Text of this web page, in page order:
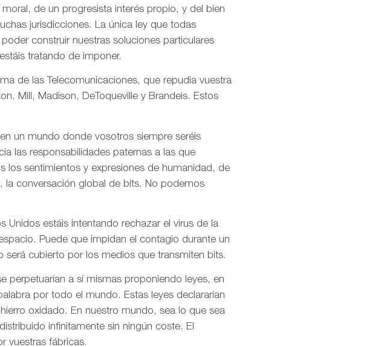
de un progresista interés propio, y del bien
jurisdicciones. La única ley que todas
construir nuestras soluciones particulares
tratando de imponer.
de las Telecomunicaciones, que repudia vuestra
Mill, Madison, DeToqueville y Brandeis. Estos
un mundo donde vosotros siempre seréis
las responsabilidades paternas a las que
sentimientos y expresiones de humanidad, de
la conversación global de bits. No podemos
Unidos estáis intentando rechazar el virus de la
Puede que impidan el contagio durante un
cubierto por los medios que transmiten bits.
perpetuarían a sí mismas proponiendo leyes, en
por todo el mundo. Estas leyes declararían
oxidado. En nuestro mundo, sea lo que sea
infinitamente sin ningún coste. El
vuestras fábricas.